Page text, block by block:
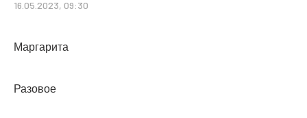
16.05.2023, 09:30
Маргарита
Разовое